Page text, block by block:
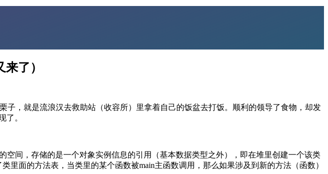
了）
子，就是流浪汉去救助站（收容所）里拿着自己的饭盆去打饭。顺利的领导了食物，却发
了。
空间，存储的是一个对象实例信息的引用（基本数据类型之外），即在堆里创建一个该类
面的方法表，当类里的某个函数被main主函数调用，那么如果涉及到新的方法（函数）